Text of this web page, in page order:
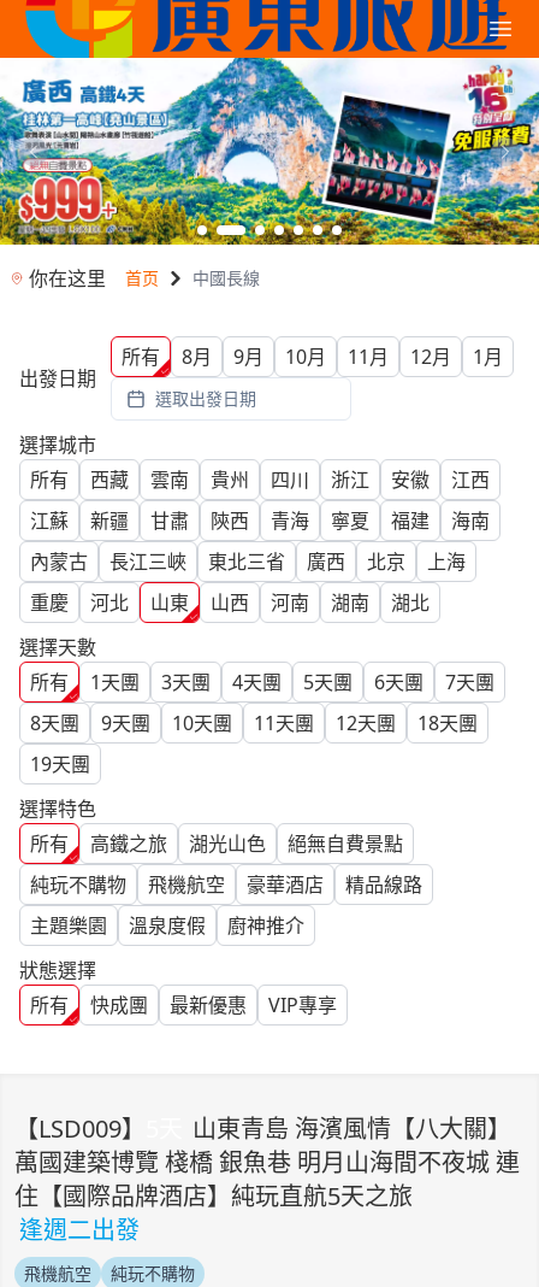
你在这里 首页 中國長線
出發日期
所有 8月 9月 10月 11月 12月 1月
選取出發日期
選擇城市
所有
西藏 雲南 貴州 四川 浙江 安徽
江西
江蘇
新疆 甘肅 陝西 青海 寧夏 福建
海南
內蒙古
長江三峽 東北三省 廣西 北京
上海
重慶
河北 山東 山西 河南 湖南
湖北
選擇天數
所有
1天團 3天團 4天團 5天團 6天團 7天團
8天團 9天團 10天團 11天團 12天團 18天團
19天團
選擇特色
所有
高鐵之旅 湖光山色
絕無自費景點
純玩不購物
飛機航空 豪華酒店
精品線路
主題樂園
溫泉度假
廚神推介
狀態選擇
所有
快成團 最新優惠 VIP專享
【LSD009】
山東青島 海濱風情【八大關】
萬國建築博覽 棧橋 銀魚巷 明月山海間不夜城 連
住【國際品牌酒店】純玩直航5天之旅
逢週二出發
飛機航空
純玩不購物